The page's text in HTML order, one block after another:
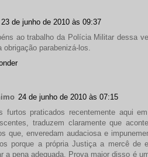
23 de junho de 2010 às 09:37
ao trabalho da Polícia Militar dessa
obrigação parabenizá-los.
24 de junho de 2010 às 07:15
furtos praticados recentemente aqui
traduzem claramente que
que, enveredam audaciosa e
porque a própria Justiça a mercê de
a pena adequada. Prova maior disso é